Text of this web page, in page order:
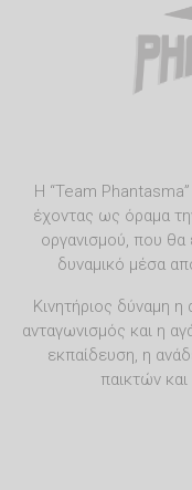
Η “Team
έχοντας ως όραμα
οργανισμού, που θα
δυναμικό μέσα
Κινητήριος δύναμη
ανταγωνισμός και η
εκπαίδευση, η
παικτών